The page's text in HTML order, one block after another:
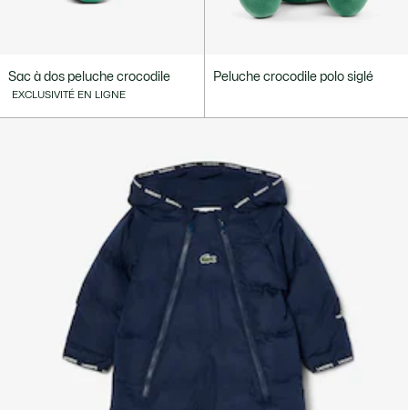
Sac à dos peluche crocodile
EXCLUSIVITÉ EN LIGNE
Peluche crocodile polo siglé